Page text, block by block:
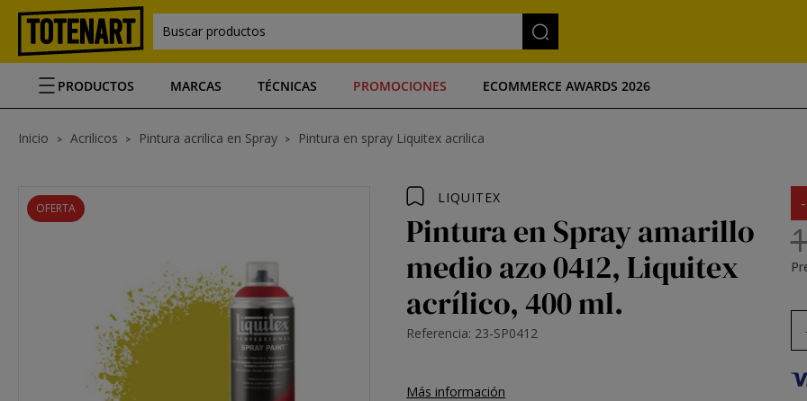
Buscar productos
PRODUCTOS MARCAS TÉCNICAS PROMOCIONES ECOMMERCE AWARDS 2026
Inicio Acrilicos Pintura acrilica en Spray Pintura en spray Liquitex acrilica
OFERTA
LIQUITEX
Pintura en Spray amarillo
medio azo 0412, Liquitex
acrílico, 400 ml.
Referencia: 23-SP0412
Más información